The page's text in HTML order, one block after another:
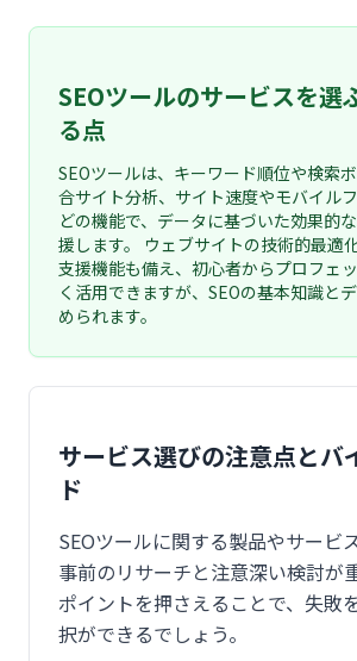
SEOツールのサービスを選
る点
SEOツールは、キーワード順位や検索
合サイト分析、サイト速度やモバイル
どの機能で、データに基づいた効果的
援します。 ウェブサイトの技術的最適
支援機能も備え、初心者からプロフェ
く活用できますが、SEOの基本知識と
められます。
サービス選びの注意点とバ
ド
SEOツールに関する製品やサービ
事前のリサーチと注意深い検討が
ポイントを押さえることで、失敗
択ができるでしょう。